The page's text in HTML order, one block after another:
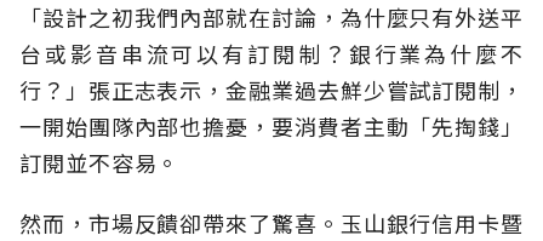
「設計之初我們內部就在討論，為什麼只有外送平
台或影音串流可以有訂閱制？銀行業為什麼不
行？」張正志表示，金融業過去鮮少嘗試訂閱制，
一開始團隊內部也擔憂，要消費者主動「先掏錢」
訂閱並不容易。
然而，市場反饋卻帶來了驚喜。玉山銀行信用卡暨